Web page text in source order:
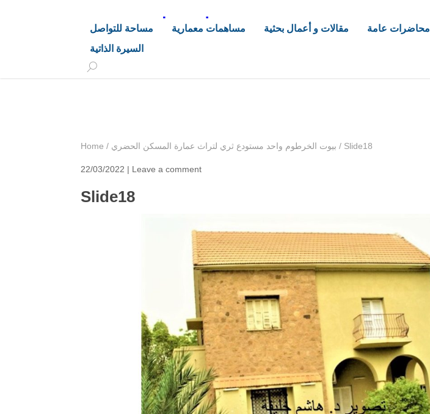
د. هاشم خليفة محجوب
مساحة للتواصل مساهمات معمارية مقالات و أعمال بحثية محاضرات عامة
السيرة الذاتية
Home / بيوت الخرطوم واحد مستودع ثري لتراث عمارة المسكن الحضري / Slide18
22/03/2022 | Leave a comment
Slide18